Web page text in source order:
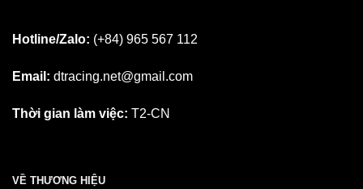
Hotline/Zalo: (+84) 965 567 112
Email: dtracing.net@gmail.com
Thời gian làm việc: T2-CN
VỀ THƯƠNG HIỆU